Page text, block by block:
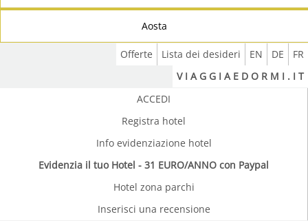
Aosta
FR
DE
EN
Lista dei desideri
Offerte
V I A G G I A E D O R M I . I T
ACCEDI
Registra hotel
Info evidenziazione hotel
Evidenzia il tuo Hotel - 31 EURO/ANNO con Paypal
Hotel zona parchi
Inserisci una recensione